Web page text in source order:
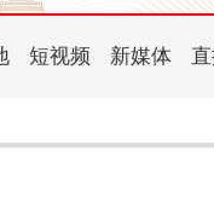
短视频 新媒体